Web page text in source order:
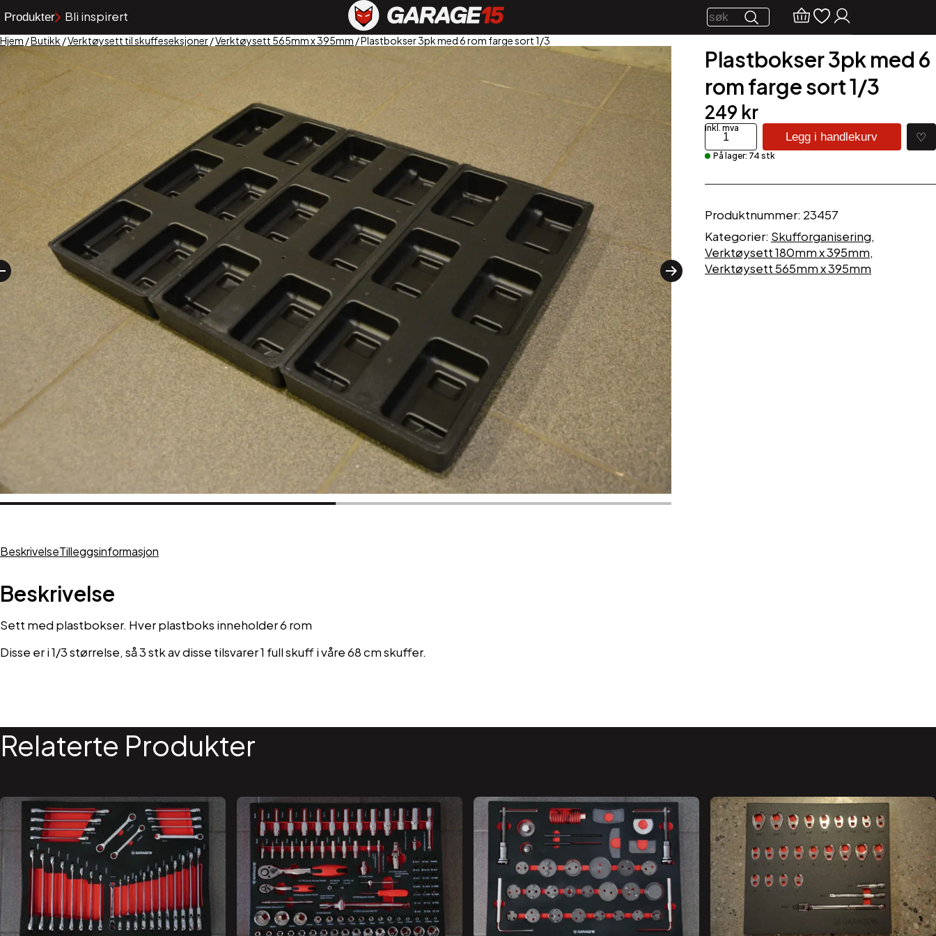
Produkter Bli inspirert
Hjem /Butikk /Verktøysett til skuffeseksjoner/Verktøysett 565mm x 395mm / Plastbokser 3pk med 6 rom farge sort 1/3
Plastbokser 3pk med 6
rom farge sort 1/3
249 kr
Plastbokser
3pk
med
rom
sort
1/3
antall
Legg i handlekurv ♡
På lager: 74 stk
Produktnummer: 23457
Kategorier: Skufforganisering,
Verktøysett 180mm x 395mm,
Verktøysett 565mm x 395mm
BeskrivelseTilleggsinformasjon
Beskrivelse
Sett med plastbokser. Hver plastboks inneholder 6 rom
Disse er i 1/3 størrelse, så 3 stk av disse tilsvarer 1 full skuff i våre 68 cm skuffer.
Relaterte Produkter